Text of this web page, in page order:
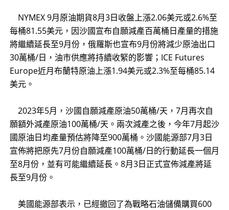
NYMEX 9月原油期貨8月3日收盤上漲2.06美元或2.6%至
每桶81.55美元，因沙國宣布自願減產百萬桶日產量的措施
將繼續延長至9月份，俄羅斯也宣布9月份將減少原油出口
30萬桶/日，油市供應將持續收緊的影響；ICE Futures
Europe近月布蘭特原油上漲1.94美元或2.3%至每桶85.14
美元。
2023年5月，沙國自願減產原油50萬桶/天，7月再次自
願額外減產原油100萬桶/天。兩次減產之後，今年7月起沙
國原油日均產量預估將降至900萬桶。沙國能源部7月3日
宣佈將把原先7月份自願減產100萬桶/日的行動延長一個月
至8月份，並有可能繼續延長。8月3日正式宣佈減產將延
長至9月份。
美國能源部表示，已經撤回了為戰略石油儲備購買600